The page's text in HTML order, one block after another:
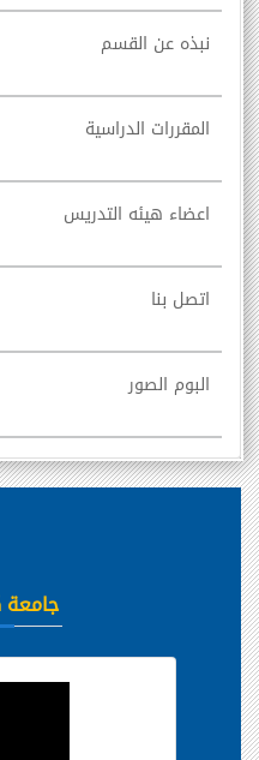
نبذه عن القسم
المقررات الدراسية
اعضاء هيئه التدريس
اتصل بنا
البوم الصور
جامعة